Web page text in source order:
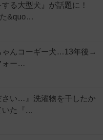
る大型犬』が話題に！
&quo…
ゃんコーギー犬…13年後→
ォー…
さい…』洗濯物を干したか
いた『…